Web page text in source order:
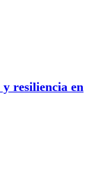
resiliencia en